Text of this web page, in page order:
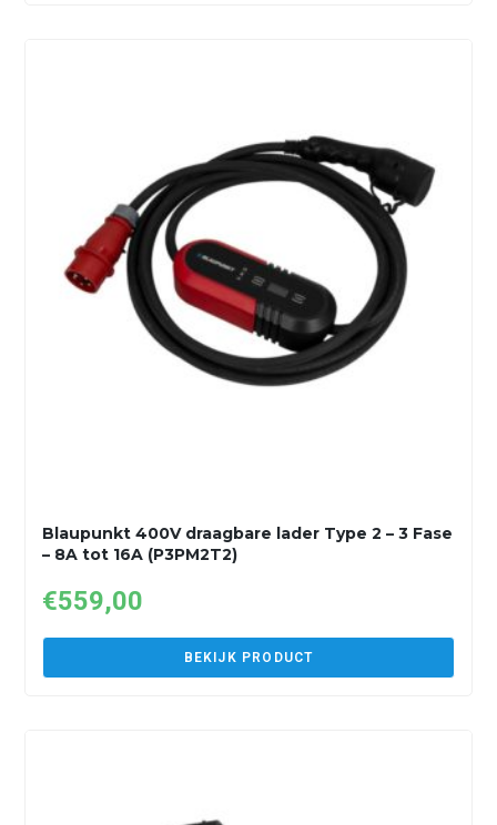
Blaupunkt 400V draagbare lader Type 2 – 3 Fase
– 8A tot 16A (P3PM2T2)
€559,00
BEKIJK PRODUCT